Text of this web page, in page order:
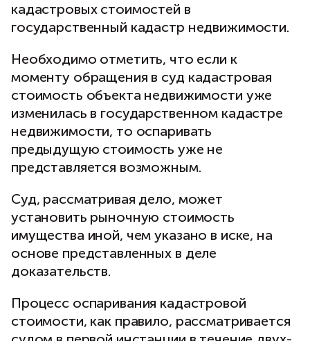
кадастровых стоимостей в
государственный кадастр недвижимости.
Необходимо отметить, что если к
моменту обращения в суд кадастровая
стоимость объекта недвижимости уже
изменилась в государственном кадастре
недвижимости, то оспаривать
предыдущую стоимость уже не
представляется возможным.
Суд, рассматривая дело, может
установить рыночную стоимость
имущества иной, чем указано в иске, на
основе представленных в деле
доказательств.
Процесс оспаривания кадастровой
стоимости, как правило, рассматривается